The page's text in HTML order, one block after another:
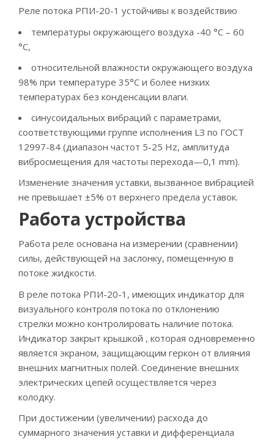
Реле потока РПИ-20-1 устойчивы к воздействию
температуры окружающего воздуха -40 °С – 60
°С,
относительной влажности окружающего воздуха
98% при температуре 35°С и более низких
температурах без конденсации влаги.
синусоидальных вибраций с параметрами,
соответствующими группе исполнения LЗ по ГОСТ
12997-84 (диапазон частот 5-25 Hz, амплитуда
вибросмещения для частоты перехода—0,1 mm).
Изменение значения уставки, вызванное вибрацией
не превышает ±5% от верхнего предела уставок.
Работа устройства
Работа реле основана на измерении (сравнении)
силы, действующей на заслонку, помещенную в
потоке жидкости.
В реле потока РПИ-20-1, имеющих индикатор для
визуального контроля потока по отклонению
стрелки можно контролировать наличие потока.
Индикатор закрыт крышкой , которая одновременно
является экраном, защищающим геркон от влияния
внешних магнитных полей. Соединение внешних
электрических цепей осуществляется через
колодку.
При достижении (увеличении) расхода до
суммарного значения уставки и дифференциала